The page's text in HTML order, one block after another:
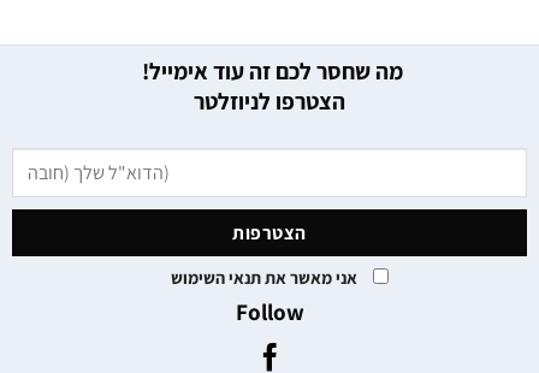
מה שחסר לכם זה עוד אימייל!
הצטרפו לניוזלטר
אני מאשר את תנאי השימוש
Follow